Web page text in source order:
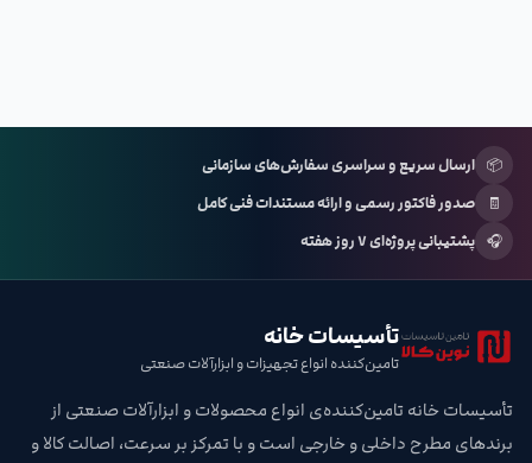
📦 ارسال سریع و سراسری سفارش‌های سازمانی
🧾
صدور فاکتور رسمی و ارائه مستندات فنی کامل
🎧 پشتیبانی پروژه‌ای ۷ روز هفته
تأسیسات خانه
تامین‌کننده انواع تجهیزات و ابزارآلات صنعتی
تأسیسات خانه تامین‌کننده‌ی انواع محصولات و ابزارآلات صنعتی از
برندهای مطرح داخلی و خارجی است و با تمرکز بر سرعت، اصالت کالا و